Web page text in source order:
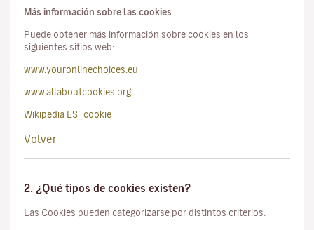
Más información sobre las cookies
Puede obtener más información sobre cookies en los
siguientes sitios web:
www.youronlinechoices.eu
www.allaboutcookies.org
Wikipedia ES_cookie
Volver
2. ¿Qué tipos de cookies existen?
Las Cookies pueden categorizarse por distintos criterios: